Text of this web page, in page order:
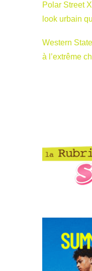
Polar Street
look urbain
Western
à l’extrême